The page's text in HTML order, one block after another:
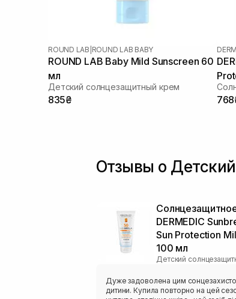
ROUND LAB ROUND LAB BABY
ROUND LAB Baby Mild Sunscreen 60
мл
Детский солнцезащитный крем
835₴
Отзывы о
DERMEDIC
Sun Protection
100 мл
Детский
Дуже задоволена цим
дитини. Купила повторно на цей